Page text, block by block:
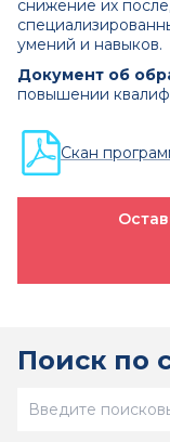
снижение их
умений и навыков.
Документ об
повышении
Скан
Поиск по